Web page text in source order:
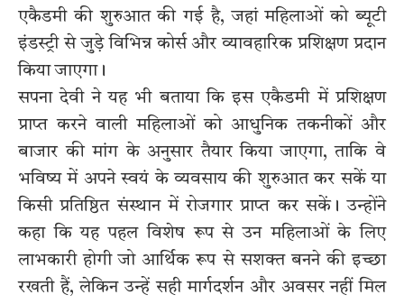
एकैडमी की शुरुआत की गई है, जहां महिलाओं को ब्यूटी
इंडस्ट्री से जुड़े विभिन्न कोर्स और व्यावहारिक प्रशिक्षण प्रदान
किया जाएगा।
सपना देवी ने यह भी बताया कि इस एकैडमी में प्रशिक्षण
प्राप्त करने वाली महिलाओं को आधुनिक तकनीकों और
बाजार की मांग के अनुसार तैयार किया जाएगा, ताकि वे
भविष्य में अपने स्वयं के व्यवसाय की शुरुआत कर सकें या
किसी प्रतिष्ठित संस्थान में रोजगार प्राप्त कर सकें। उन्होंने
कहा कि यह पहल विशेष रूप से उन महिलाओं के लिए
लाभकारी होगी जो आर्थिक रूप से सशक्त बनने की इच्छा
रखती हैं, लेकिन उन्हें सही मार्गदर्शन और अवसर नहीं मिल